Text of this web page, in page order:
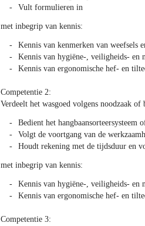
Vult formulieren in
met inbegrip van kennis:
Kennis van kenmerken van weefsels
Kennis van hygiëne-, veiligheids- en
Kennis van ergonomische hef- en
Competentie 2:
Verdeelt het wasgoed volgens noodzaak
Bedient het hangbaansorteersysteem
Volgt de voortgang van de
Houdt rekening met de tijdsduur en
met inbegrip van kennis:
Kennis van hygiëne-, veiligheids- en
Kennis van ergonomische hef- en
Competentie 3: